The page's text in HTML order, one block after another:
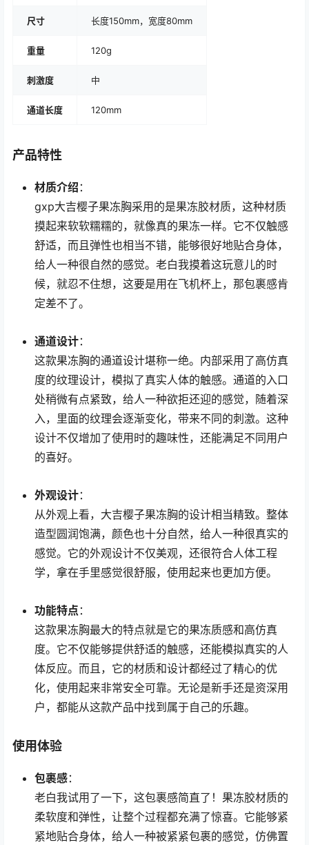
尺寸 长度150mm，宽度80mm
重量 120g
刺激度 中
通道长度 120mm
产品特性
材质介绍 ：
gxp大吉樱子果冻胸采用的是果冻胶材质，这种材质
摸起来软软糯糯的，就像真的果冻一样。它不仅触感
舒适，而且弹性也相当不错，能够很好地贴合身体，
给人一种很自然的感觉。老白我摸着这玩意儿的时
候，就忍不住想，这要是用在飞机杯上，那包裹感肯
定差不了。
通道设计：
这款果冻胸的通道设计堪称一绝。内部采用了高仿真
度的纹理设计，模拟了真实人体的触感。通道的入口
处稍微有点紧致，给人一种欲拒还迎的感觉，随着深
入，里面的纹理会逐渐变化，带来不同的刺激。这种
设计不仅增加了使用时的趣味性，还能满足不同用户
的喜好。
外观设计：
从外观上看，大吉樱子果冻胸的设计相当精致。整体
造型圆润饱满，颜色也十分自然，给人一种很真实的
感觉。它的外观设计不仅美观，还很符合人体工程
学，拿在手里感觉很舒服，使用起来也更加方便。
功能特点 ：
这款果冻胸最大的特点就是它的果冻质感和高仿真
度。它不仅能够提供舒适的触感，还能模拟真实的人
体反应。而且，它的材质和设计都经过了精心的优
化，使用起来非常安全可靠。无论是新手还是资深用
户，都能从这款产品中找到属于自己的乐趣。
使用体验
包裹感：
老白我试用了一下，这包裹感简直了！果冻胶材质的
柔软度和弹性，让整个过程都充满了惊喜。它能够紧
紧地贴合身体，给人一种被紧紧包裹的感觉，仿佛置